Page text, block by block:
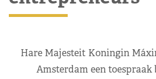
Hare Majesteit Koningin
Amsterdam een